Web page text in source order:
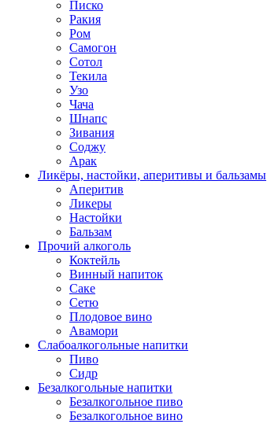
Писко
Ракия
Ром
Самогон
Сотол
Текила
Узо
Чача
Шнапс
Зивания
Соджу
Арак
Ликёры, настойки, аперитивы и бальзамы
Аперитив
Ликеры
Настойки
Бальзам
Прочий алкоголь
Коктейль
Винный напиток
Саке
Сетю
Плодовое вино
Авамори
Слабоалкогольные напитки
Пиво
Сидр
Безалкогольные напитки
Безалкогольное пиво
Безалкогольное вино